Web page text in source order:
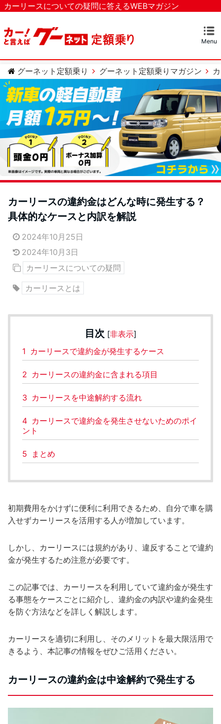
カーリースについての疑問に答えるWEBマガジン
Menu
マガジンTOP
カーリースとは？
ベストなカーリースを探す
カテゴリー
カーリースについての疑問
カーローンについての疑問
車のメンテナンスについての疑問
グーネット定額乗り
グーネット定額乗りマガジン
カーリースの違約金はどんな時に発生する？
具体的なケースと内訳を解説
2024年10月25日
2024年10月3日
カーリースについての疑問
カーリースとは
目次 [非表示]
1 カーリースで違約金が発生するケース
2 カーリースの違約金に含まれる項目
3 カーリースを中途解約する流れ
4 カーリースで違約金を発生させないためのポイ
ント
5 まとめ
初期費用をかけずに便利に利用できるため、自分で車を購
入せずカーリースを活用する人が増加しています。
しかし、カーリースには規約があり、違反することで違約
金が発生するため注意が必要です。
この記事では、カーリースを利用していて違約金が発生す
る事態をケースごとに紹介し、違約金の内訳や違約金発生
を防ぐ方法などを詳しく解説します。
カーリースを適切に利用し、そのメリットを最大限活用で
きるよう、本記事の情報をぜひご活用ください。
カーリースの違約金は中途解約で発生する